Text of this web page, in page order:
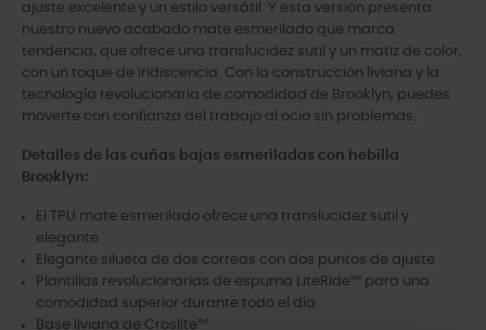
ajuste excelente y un estilo versátil. Y esta versión presenta
nuestro nuevo acabado mate esmerilado que marca
tendencia, que ofrece una translucidez sutil y un matiz de color,
con un toque de iridiscencia. Con la construcción liviana y la
tecnología revolucionaria de comodidad de Brooklyn, puedes
moverte con confianza del trabajo al ocio sin problemas.
Detalles de las cuñas bajas esmeriladas con hebilla
Brooklyn:
El TPU mate esmerilado ofrece una translucidez sutil y
elegante
Elegante silueta de dos correas con dos puntos de ajuste
Plantillas revolucionarias de espuma LiteRide™ para una
comodidad superior durante todo el día
Base liviana de Croslite™